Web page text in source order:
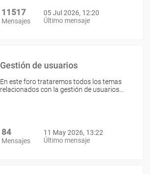
11517
Mensajes
05 Jul 2026, 12:20
Último mensaje
Gestión de usuarios
En este foro trataremos todos los temas
relacionados con la gestión de usuarios…
84
Mensajes
11 May 2026, 13:22
Último mensaje